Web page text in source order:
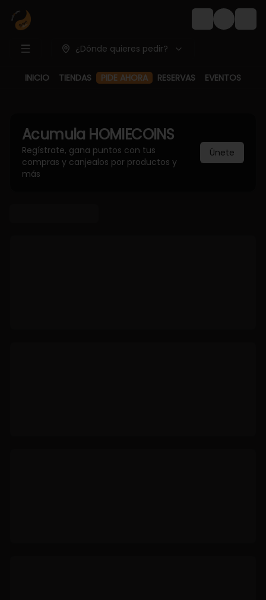
Login
¿Dónde quieres pedir?
INICIO TIENDAS PIDE AHORA RESERVAS EVENTOS
Acumula HOMIECOINS
Regístrate, gana puntos con tus
compras y canjealos por productos y
más
Únete